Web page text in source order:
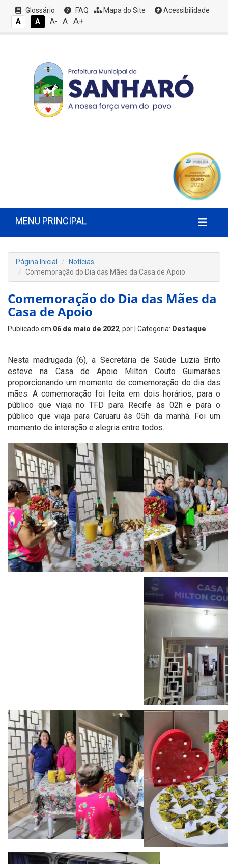
Glossário FAQ Mapa do Site
Acessibilidade
A
A A- A A+
MENU PRINCIPAL
Página Inicial
Notícias
Comemoração do Dia das Mães da Casa de Apoio
Comemoração do Dia das Mães da
Casa de Apoio
Publicado em 06 de maio de 2022, por | Categoria: Destaque
Nesta madrugada (6), a Secretária de Saúde Luzia Brito
esteve na Casa de Apoio Milton Couto Guimarães
proporcionando um momento de comemoração do dia das
mães. A comemoração foi feita em dois horários, para o
público que viaja no TFD para Recife às 02h e para o
público que viaja para Caruaru às 05h da manhã. Foi um
momento de interação e alegria entre todos.